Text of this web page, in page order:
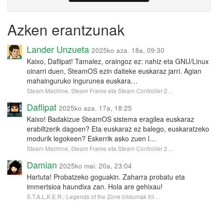
Azken erantzunak
Lander Unzueta 2025ko aza. 18a, 09:30
Kaixo, Daflipat! Tamalez, oraingoz ez: nahiz eta GNU/Linux
oinarri duen, SteamOS ezin daiteke euskaraz jarri. Agian
mahainguruko ingurunea euskara…
Steam Machine, Steam Frame eta Steam Controller 2…
Daflipat 2025ko aza. 17a, 18:25
Kaixo! Badakizue SteamOS sistema eragilea euskaraz
erabiltzerik dagoen? Eta euskaraz ez balego, euskaratzeko
modurik legokeen? Eskerrik asko zuen l…
Steam Machine, Steam Frame eta Steam Controller 2…
Damian 2025ko mai. 20a, 23:04
Hartuta! Probatzeko goguakin. Zaharra probatu eta
immertsioa haundixa zan. Hola are gehixau!
S.T.A.L.K.E.R.: Legends of the Zone bildumak tril…